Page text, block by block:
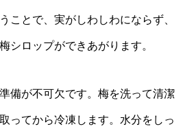
ことで、実がしわしわにならず、
シロップができあがります。
備が不可欠です。梅を洗って清潔
ってから冷凍します。水分をしっ